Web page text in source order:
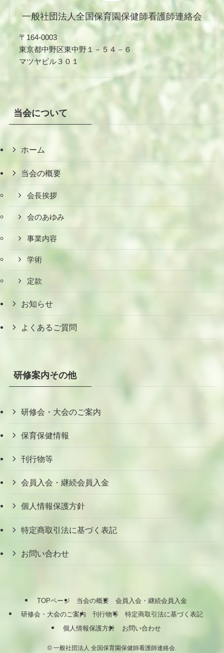
一般社団法人全国保育園保健師看護師連絡会
〒164-0003
東京都中野区東中野１－５４－６
マツヤビル３０１
当会について
ホーム
当会の概要
会長挨拶
会のあゆみ
事業内容
学術
定款
お知らせ
よくあるご質問
研修案内その他
研修会・大会のご案内
保育保健情報
刊行物等
会員入会・継続会員入金
個人情報保護方針
特定商取引法に基づく表記
お問い合わせ
TOPページ 当会の概要
会員入会・継続会員入金
研修会・大会のご案内
刊行物等
特定商取引法に基づく表記
個人情報保護方針
お問い合わせ
© 一般社団法人 全国保育園保健師看護師連絡会.